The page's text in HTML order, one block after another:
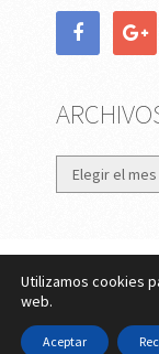
Archivos
Contactar ||
Utilizamos cookies
web.
Aceptar